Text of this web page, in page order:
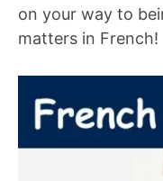
on your way to
matters in French!